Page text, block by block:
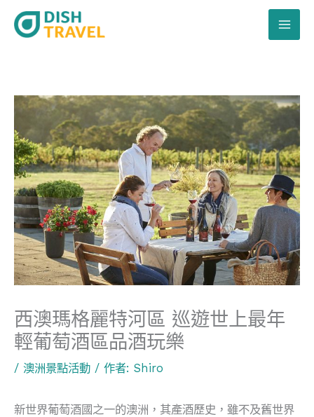
西澳瑪格麗特河區 巡遊世上最年
輕葡萄酒區品酒玩樂
/ 澳洲景點活動 / 作者: Shiro
新世界葡萄酒國之一的澳洲，其產酒歷史，雖不及舊世界